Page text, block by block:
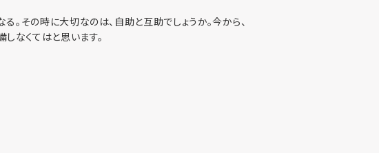
。その時に大切なのは、自助と互助でしょうか。今から、
なくてはと思います。